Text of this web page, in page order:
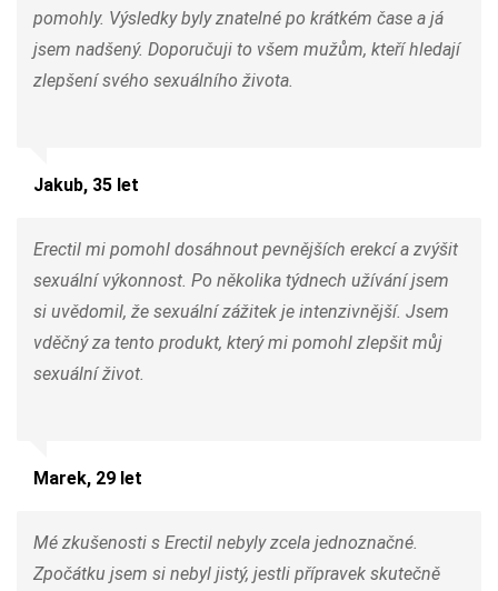
pomohly. Výsledky byly znatelné po krátkém čase a já
jsem nadšený. Doporučuji to všem mužům, kteří hledají
zlepšení svého sexuálního života.
Jakub, 35 let
Erectil mi pomohl dosáhnout pevnějších erekcí a zvýšit
sexuální výkonnost. Po několika týdnech užívání jsem
si uvědomil, že sexuální zážitek je intenzivnější. Jsem
vděčný za tento produkt, který mi pomohl zlepšit můj
sexuální život.
Marek, 29 let
Mé zkušenosti s Erectil nebyly zcela jednoznačné.
Zpočátku jsem si nebyl jistý, jestli přípravek skutečně